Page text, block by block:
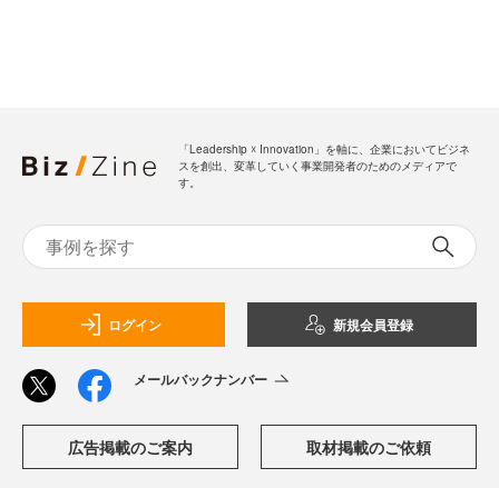
「Leadership ☓ Innovation」を軸に、企業においてビジネ
スを創出、変革していく事業開発者のためのメディアで
す。
ログイン 新規会員登録
メールバックナンバー
広告掲載のご案内 取材掲載のご依頼